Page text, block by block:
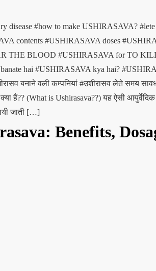
disease #how to make USHIRASAVA?
contents #USHIRASAVA doses
THE BLOOD #USHIRASAVA for TO
hai #USHIRASAVA kya hai?
बनाने वली कम्पनियां #उशीरासव लेते समय
हैं?? (What is Ushirasava??) यह ऐसी
जाती […]
Benefits,